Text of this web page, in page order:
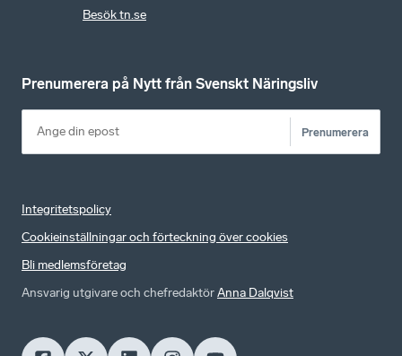
Besök tn.se
Prenumerera på Nytt från Svenskt Näringsliv
Prenumerera
Integritetspolicy
Cookieinställningar och förteckning över cookies
Bli medlemsföretag
Ansvarig utgivare och chefredaktörAnna Dalqvist